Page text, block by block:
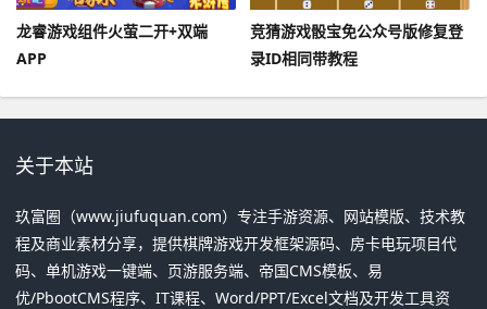
龙睿游戏组件火萤二开+双端
APP
竞猜游戏骰宝免公众号版修复登
录ID相同带教程
关于本站
玖富圈（www.jiufuquan.com）专注手游资源、网站模版、技术教
程及商业素材分享，提供棋牌游戏开发框架源码、房卡电玩项目代
码、单机游戏一键端、页游服务端、帝国CMS模板、易
优/PbootCMS程序、IT课程、Word/PPT/Excel文档及开发工具资